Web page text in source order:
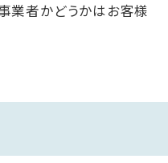
業者かどうかはお客様